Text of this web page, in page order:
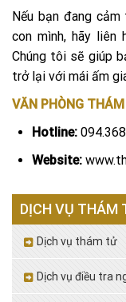
Nếu bạn đang
con mình, hãy liên
Chúng tôi sẽ giúp
trở lại với mái ấm
VĂN PHÒNG
Hotline:
Website:
DỊCH VỤ THÁM
Dịch vụ thám tử
Dịch vụ điều tra